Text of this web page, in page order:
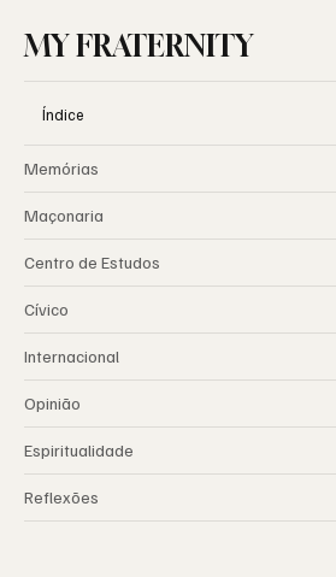
MY FRATERNITY
Índice
Memórias
Maçonaria
Centro de Estudos
Cívico
Internacional
Opinião
Espiritualidade
Reflexões